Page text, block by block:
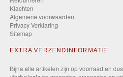
Klachten
Algemene voorwaarden
Privacy Verklaring
Sitemap
EXTRA VERZENDINFORMATIE
Bijna alle artikelen zijn op voorraad en